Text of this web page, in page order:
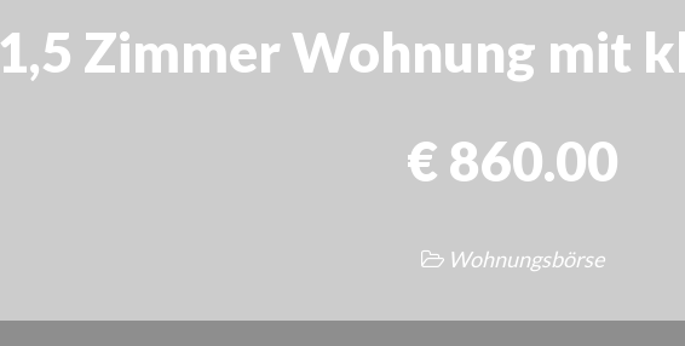
1,5 Zimmer Wohnung mit
€ 860.00
Wohnungsbörse